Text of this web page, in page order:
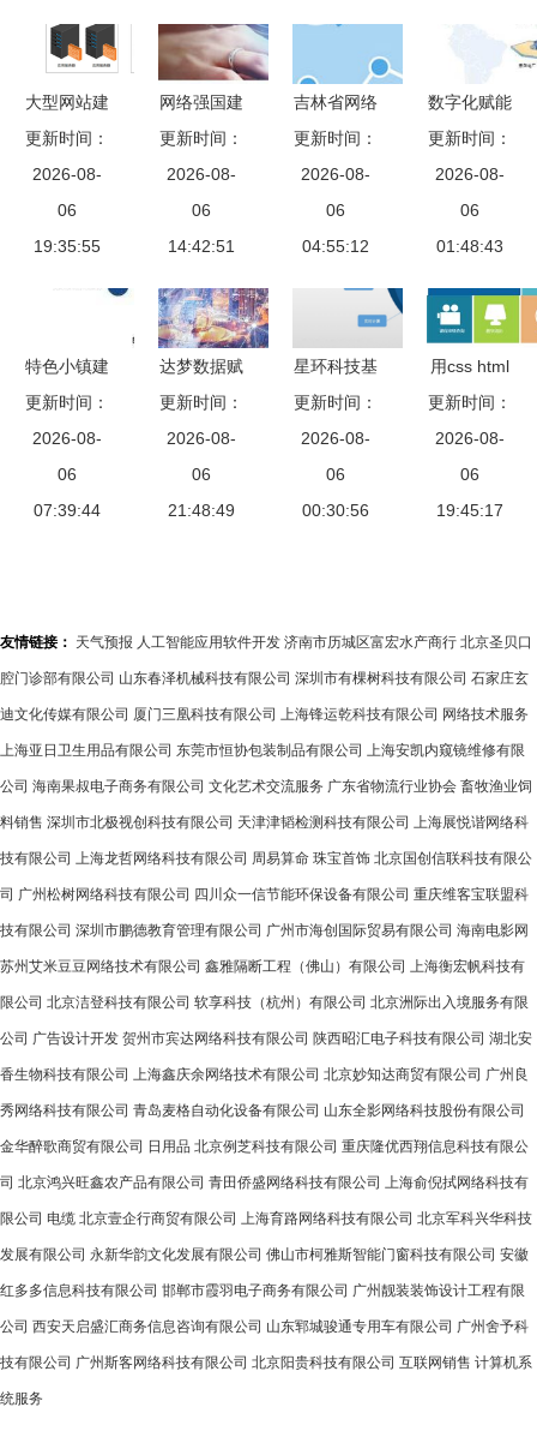
类型
大型网站建
设系统部署
方案 - 北京
网站建设与
开发实践
更新时间：
2026-08-
06
19:35:55
网络强国建
设驱动信息
通信产业腾
飞，十大标
的值得布局
更新时间：
2026-08-
06
14:42:51
吉林省网络
推广全攻略
优质公司推
荐、推广核
心任务与网
更新时间：
2026-08-
06
04:55:12
数字化赋能
智慧能源
榆神热电与
用友能源共
建生产MIS
更新时间：
2026-08-
06
01:48:43
特色小镇建
设的四大方
向与十大布
局类型 网
络建设与开
更新时间：
2026-08-
06
07:39:44
达梦数据赋
能“智慧蓉
城” 构筑网
络建设与开
发的最强大
更新时间：
2026-08-
06
21:48:49
星环科技基
础软件全面
升级，以创
新之力赋能
数字中国建
更新时间：
2026-08-
06
00:30:56
用css html
创建一个网
站的三个页
面,页面做
的有点粗
示页面
更新时间：
2026-08-
06
19:45:17
友情链接： 天气预报 人工智能应用软件开发 济南市历城区富宏水产商行 北京圣贝口
腔门诊部有限公司 山东春泽机械科技有限公司 深圳市有棵树科技有限公司 石家庄玄
迪文化传媒有限公司 厦门三凰科技有限公司 上海锋运乾科技有限公司 网络技术服务
上海亚日卫生用品有限公司 东莞市恒协包装制品有限公司 上海安凯内窥镜维修有限
公司 海南果叔电子商务有限公司 文化艺术交流服务 广东省物流行业协会 畜牧渔业饲
料销售 深圳市北极视创科技有限公司 天津津韬检测科技有限公司 上海展悦谐网络科
技有限公司 上海龙哲网络科技有限公司 周易算命 珠宝首饰 北京国创信联科技有限公
司 广州松树网络科技有限公司 四川众一信节能环保设备有限公司 重庆维客宝联盟科
技有限公司 深圳市鹏德教育管理有限公司 广州市海创国际贸易有限公司 海南电影网
苏州艾米豆豆网络技术有限公司 鑫雅隔断工程（佛山）有限公司 上海衡宏帆科技有
限公司 北京洁登科技有限公司 软享科技（杭州）有限公司 北京洲际出入境服务有限
公司 广告设计开发 贺州市宾达网络科技有限公司 陕西昭汇电子科技有限公司 湖北安
香生物科技有限公司 上海鑫庆余网络技术有限公司 北京妙知达商贸有限公司 广州良
秀网络科技有限公司 青岛麦格自动化设备有限公司 山东全影网络科技股份有限公司
金华醉歌商贸有限公司 日用品 北京例芝科技有限公司 重庆隆优西翔信息科技有限公
司 北京鸿兴旺鑫农产品有限公司 青田侨盛网络科技有限公司 上海俞倪拭网络科技有
限公司 电缆 北京壹企行商贸有限公司 上海育路网络科技有限公司 北京军科兴华科技
发展有限公司 永新华韵文化发展有限公司 佛山市柯雅斯智能门窗科技有限公司 安徽
红多多信息科技有限公司 邯郸市霞羽电子商务有限公司 广州靓装装饰设计工程有限
公司 西安天启盛汇商务信息咨询有限公司 山东郓城骏通专用车有限公司 广州舍予科
技有限公司 广州斯客网络科技有限公司 北京阳贵科技有限公司 互联网销售 计算机系
统服务